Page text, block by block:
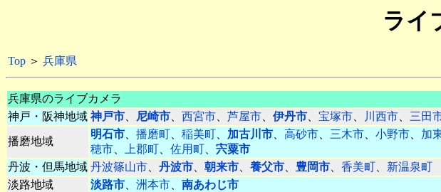
ライ
Top ＞ 兵庫県
兵庫県のライブカメラ
神戸・阪神地域 神戸市、 尼崎市、 西宮市、 芦屋市、 伊丹市、 宝塚市、 川西市、 三田
播磨地域
明石市、 播磨町、 稲美町、 加古川市、 高砂市、 三木市、 小野市、 加
穂市、 上郡町、 佐用町、 宍粟市
丹波・但馬地域 丹波篠山市、 丹波市、 朝来市、 養父市、 豊岡市、 香美町、 新温泉町
淡路地域
淡路市、 洲本市、 南あわじ市